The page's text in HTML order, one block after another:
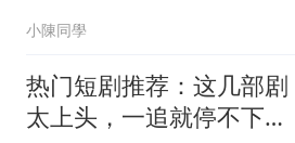
女儿：现在打回去
小陳同學
热门短剧推荐：这几部剧
太上头，一追就停不下